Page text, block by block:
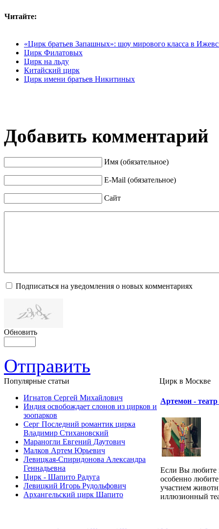
Читайте:
«Цирк братьев Запашных»: шоу мирового класса в
Цирк Филатовых
Цирк на льду
Китайский цирк
Цирк имени братьев Никитиных
Добавить комментарий
Имя (обязательное)
E-Mail (обязательное)
Сайт
Подписаться на уведомления о новых комментариях
Обновить
Отправить
Популярные cтатьи
Игнатов Сергей Михайлович
Индия освобождает слонов из цирков и
зоопарков
Серг Последний романтик цирка
Владимир Стихановский
Мараногли Евгений Даутович
Малков Артем Юрьевич
Левицкая-Спиридонова Александра
Геннадьевна
Цирк - Шапито Радуга
Левицкий Игорь Рудольфович
Архангельский цирк Шапито
Цирк в Москве
Артемон -
Если Вы любите
особенно
участием
иллюзионный